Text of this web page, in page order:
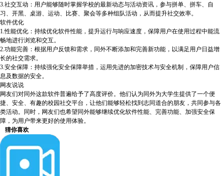
3.社交互动：用户能够随时掌握学校的最新动态与活动资讯，参与拼单、拼车、自
习、开黑、桌游、运动、比赛、聚会等多种组队活动，从而提升社交效率。
软件优化
1.性能优化：持续优化软件性能，提升运行与响应速度，保障用户在使用过程中能流
畅地进行浏览和交互。
2.功能完善：根据用户反馈和需求，同外不断添加和完善新功能，以满足用户日益增
长的社交需求。
3.安全保障：持续强化安全保障举措，运用先进的加密技术与安全机制，保障用户信
息及数据的安全。
网友说说
网友们对同外这款软件普遍给予了高度评价。他们认为同外为大学生提供了一个便
捷、安全、有趣的校园社交平台，让他们能够轻松找到志同道合的朋友，共同参与各
类活动。同时，网友们也希望同外能够继续优化软件性能、完善功能、加强安全保
障，为用户带来更好的使用体验。
猜你喜欢